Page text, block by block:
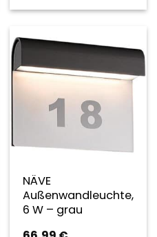
NÄVE
Außenwandleuchte,
6 W – grau